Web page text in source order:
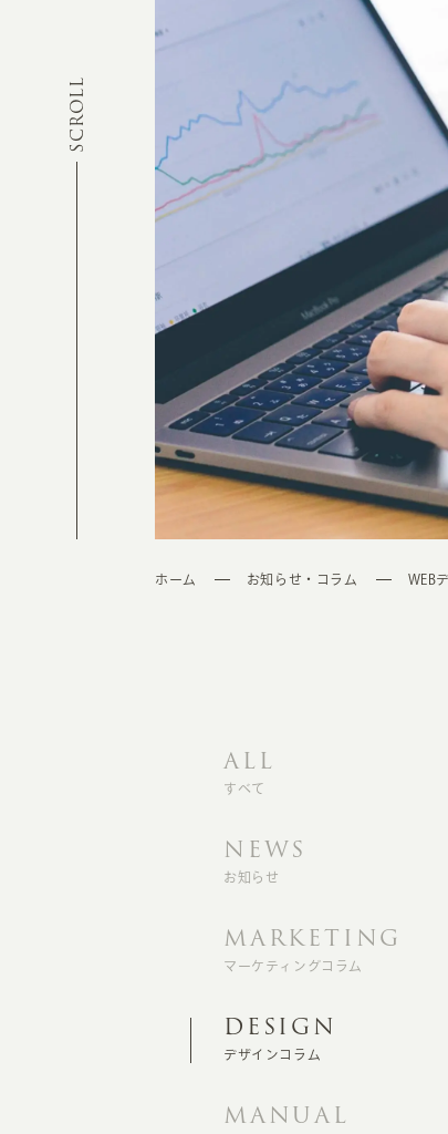
SCROLL
ホーム お知らせ・コラム WEB
ALL
すべて
NEWS
お知らせ
MARKETING
マーケティングコラム
DESIGN
デザインコラム
MANUAL